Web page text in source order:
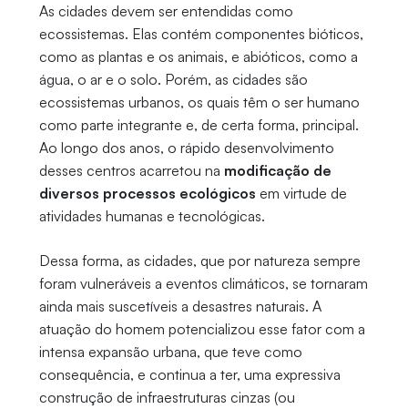
As cidades devem ser entendidas como
ecossistemas. Elas contém componentes bióticos,
como as plantas e os animais, e abióticos, como a
água, o ar e o solo. Porém, as cidades são
ecossistemas urbanos, os quais têm o ser humano
como parte integrante e, de certa forma, principal.
Ao longo dos anos, o rápido desenvolvimento
desses centros acarretou na modificação de
diversos processos ecológicos em virtude de
atividades humanas e tecnológicas.
Dessa forma, as cidades, que por natureza sempre
foram vulneráveis a eventos climáticos, se tornaram
ainda mais suscetíveis a desastres naturais. A
atuação do homem potencializou esse fator com a
intensa expansão urbana, que teve como
consequência, e continua a ter, uma expressiva
construção de infraestruturas cinzas (ou